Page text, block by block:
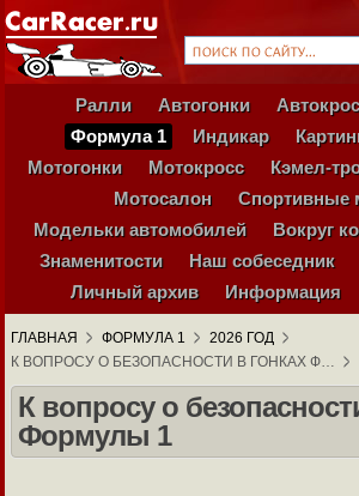
Ралли Автогонки
Формула 1
Индикар
Мотогонки
Мотокросс Кэмел-
Мотосалон
Спортивные
Модельки автомобилей
Вокруг
Знаменитости
Наш собеседник
Личный архив
Информация
ГЛАВНАЯ ФОРМУЛА 1
2026 ГОД
К ВОПРОСУ О БЕЗОПАСНОСТИ В ГОНКАХ Ф…
К вопросу о
Формулы 1